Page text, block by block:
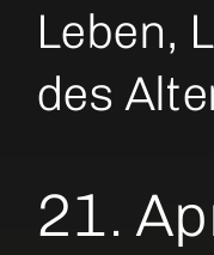
Leben,
des
21.